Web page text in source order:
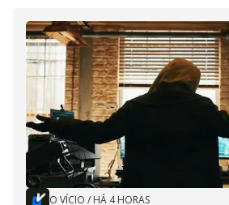
O VÍCIO / HÁ 4 HORAS